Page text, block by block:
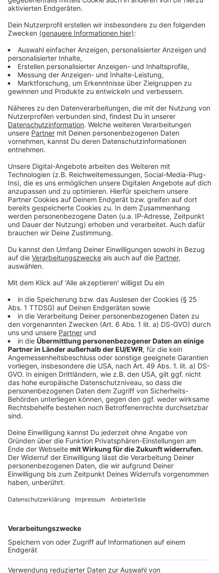
aber bei uns gibt es so etwas nicht."
Anzeige
Die Kriminalhauptkommissarin warnt zudem:
"Betroffene, die den Trick zunächst durchschauen,
sollten niemals zum Schein auf Forderungen der Täter
eingehen. Die Betrüger sind psychologisch so
geschult, dass sie im weiteren Verlauf des
Telefonates die Zweifel der Angerufenen immer noch
zerstreuen können. Und dann funktioniert die miese
Masche am Ende doch."
Anzeige
Die sicherste Möglichkeit, um sich zu schützen,
bleibe: "Sofort auflegen!", rät Alexandra Bruns.
"Außerdem kann man einen Anrufbeantworter
einsetzen, um Trickbetrüger abzuschrecken. Im
erfahrungsgemäß keine Nachrichten auf dem Band.
Eine rein technische Präventionsmöglichkeit stellen
zudem sogenannte Telefonfilter dar. Diese kann man
Anrufen unbekannter oder anonymer Nummern gar
nicht erst klingelt."
Anzeige
Die Kriminalhauptkommissarin bietet speziell für
Senior:innen Informations-Veranstaltungen zum
Thema Betrugsmaschen am Telefon an. Interessierte
Wohn- und Pflegeeinrichtungen könnenper E-Mail
Kontakt mit dem Kriminalkommissariat
Kriminalprävention/Opferschutz aufnehmen.
Anzeige
Nähere Informationen zu Schockanrufen und weiteren
Webseite der Polizei Münster
Anzeige